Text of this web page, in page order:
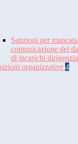
Sanzioni per
comunicazione dei
di incarichi
organizzative 4